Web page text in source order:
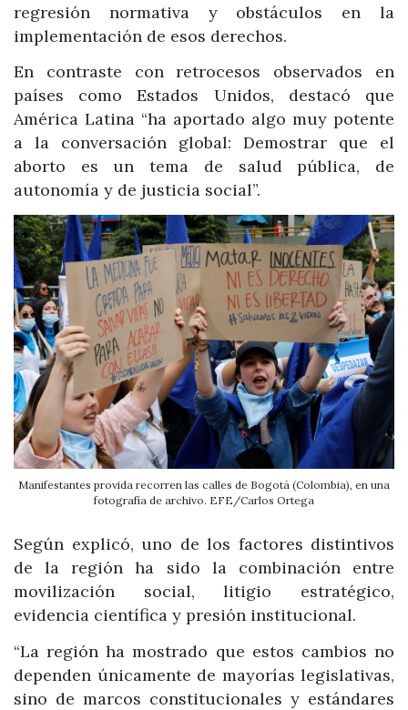
regresión normativa y obstáculos en la
implementación de esos derechos.
En contraste con retrocesos observados en
países como Estados Unidos, destacó que
América Latina “ha aportado algo muy potente
a la conversación global: Demostrar que el
aborto es un tema de salud pública, de
autonomía y de justicia social”.
Manifestantes provida recorren las calles de Bogotá (Colombia), en una
fotografía de archivo. EFE/Carlos Ortega
Según explicó, uno de los factores distintivos
de la región ha sido la combinación entre
movilización social, litigio estratégico,
evidencia científica y presión institucional.
“La región ha mostrado que estos cambios no
dependen únicamente de mayorías legislativas,
sino de marcos constitucionales y estándares